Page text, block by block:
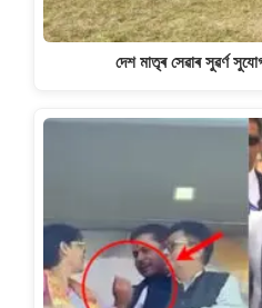
দেশ মাতৃৰ সেৱাৰ সুৱৰ্ণ